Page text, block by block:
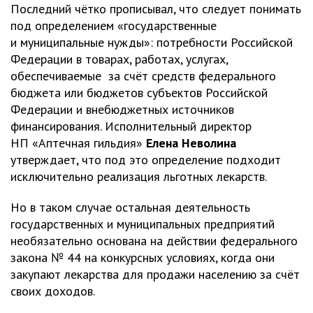
Последний чётко прописывал, что следует понимать
под определением «государственные
и муниципальные нужды»: потребности Российской
Федерации в товарах, работах, услугах,
обеспечиваемые за счёт средств федерального
бюджета или бюджетов субъектов Российской
Федерации и внебюджетных источников
финансирования. Исполнительный директор
НП «Аптечная гильдия» Елена Неволина
утверждает, что под это определение подходит
исключительно реализация льготных лекарств.
Но в таком случае остальная деятельность
государственных и муниципальных предприятий
необязательно основана на действии федерального
закона № 44 на конкурсных условиях, когда они
закупают лекарства для продажи населению за счёт
своих доходов.